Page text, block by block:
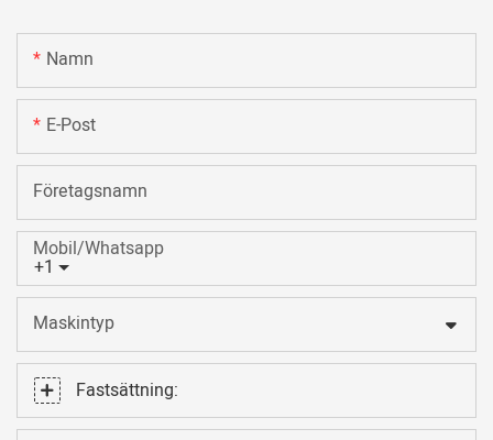
Namn
E-Post
Företagsnamn
+1
Mobil/Whatsapp
Maskintyp
Fastsättning: